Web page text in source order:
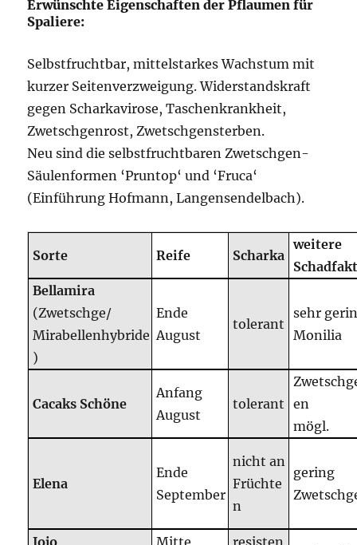
Erwünschte Eigenschaften der Pflaumen für
Spaliere:
Selbstfruchtbar, mittelstarkes Wachstum mit
kurzer Seitenverzweigung. Widerstandskraft
gegen Scharkavirose, Taschenkrankheit,
Zwetschgenrost, Zwetschgensterben.
Neu sind die selbstfruchtbaren Zwetschgen-
Säulenformen ‘Pruntop‘ und ‘Fruca‘
(Einführung Hofmann, Langensendelbach).
Sorte Reife Scharka
weitere
Bellamira
(Zwetschge/
Mirabellenhybride
)
Ende
August
tolerant
sehr
Monilia
Cacaks Schöne
Anfang
August
tolerant en
mögl.
Elena
Ende
September
nicht an
Früchte
n
gering
Jojo
Mitte
resisten